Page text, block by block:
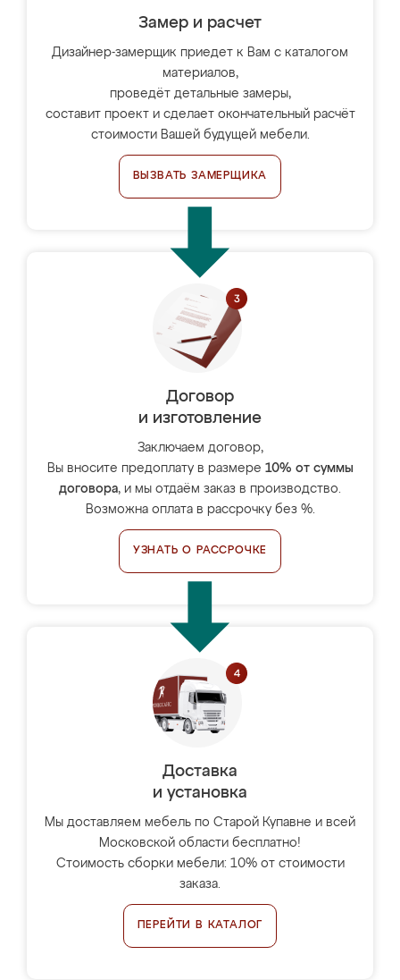
Замер и расчет
Дизайнер-замерщик приедет к Вам с каталогом
материалов,
проведёт детальные замеры,
составит проект и сделает окончательный расчёт
стоимости Вашей будущей мебели.
ВЫЗВАТЬ ЗАМЕРЩИКА
Договор
и изготовление
Заключаем договор,
Вы вносите предоплату в размере 10% от суммы
договора, и мы отдаём заказ в производство.
Возможна оплата в рассрочку без %.
УЗНАТЬ О РАССРОЧКЕ
Доставка
и установка
Мы доставляем мебель по Старой Купавне и всей
Московской области бесплатно!
Стоимость сборки мебели: 10% от стоимости
заказа.
ПЕРЕЙТИ В КАТАЛОГ